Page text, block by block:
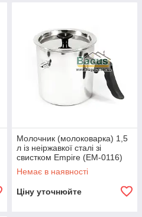
Молочник (молоковарка) 1,5
л із неіржавкої сталі зі
свистком Empire (EM-0116)
Немає в наявності
Ціну уточнюйте